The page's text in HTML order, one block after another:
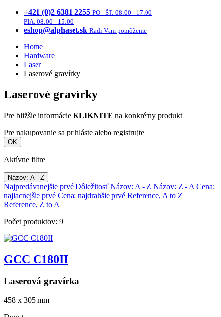
+421 (0)2 6381 2255 PO - ŠT: 08:00 - 17:00
PIA: 08:00 - 15:00
eshop@alphaset.sk Radi Vám pomôžeme
Home
Hardware
Laser
Laserové gravírky
Laserové gravírky
Pre bližšie informácie KLIKNITE na konkrétny produkt
Pre nakupovanie sa prihláste alebo registrujte
OK
Aktívne filtre
Názov: A - Z
Najpredávanejšie prvé Dôležitosť Názov: A - Z Názov: Z - A Cena:
najlacnejšie prvé Cena: najdrahšie prvé Reference, A to Z
Reference, Z to A
Počet produktov: 9
GCC C180II
Laserová gravírka
458 x 305 mm